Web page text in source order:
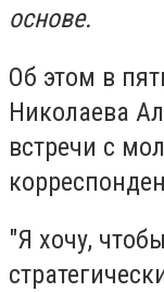
основе.
Об этом в
Николаева
встречи с
"Я хочу,